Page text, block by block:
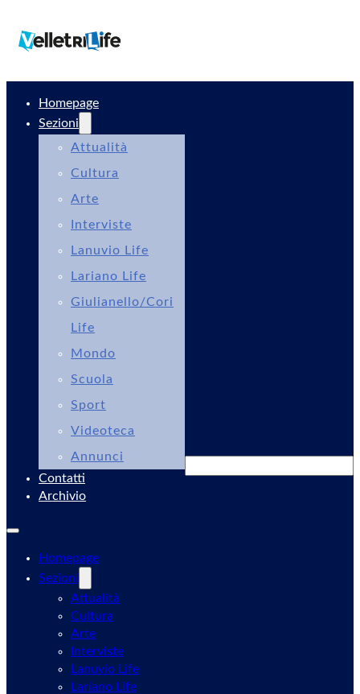
Homepage
Sezioni
Attualità
Cultura
Arte
Interviste
Lanuvio Life
Lariano Life
Giulianello/Cori
Life
Mondo
Scuola
Sport
Videoteca
Annunci
Contatti
Archivio
Homepage
Sezioni
Attualità
Cultura
Arte
Interviste
Lanuvio Life
Lariano Life